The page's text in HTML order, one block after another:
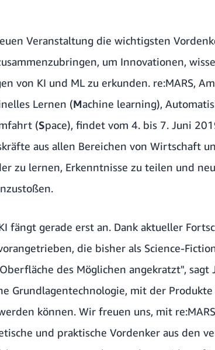
Veranstaltung die wichtigsten
um Innovationen,
von KI und ML zu erkunden. re:MARS,
Lernen (Machine learning),
(Space), findet vom 4. bis 7. Juni
aus allen Bereichen von Wirtschaft
zu lernen, Erkenntnisse zu teilen und
fängt gerade erst an. Dank aktueller
die bisher als Science-
des Möglichen angekratzt", sagt
Grundlagentechnologie, mit der
können. Wir freuen uns, mit
und praktische Vordenker aus den